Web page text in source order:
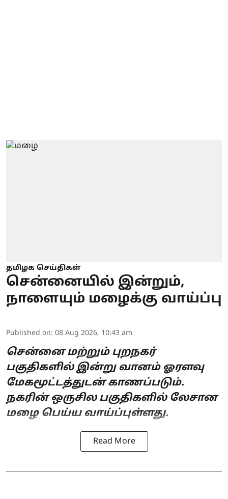
தமிழக செய்திகள்
சென்னையில் இன்றும்,
நாளையும் மழைக்கு வாய்ப்பு
Published on: 08 Aug 2026, 10:43 am
சென்னை மற்றும் புறநகர்
பகுதிகளில் இன்று வானம் ஓரளவு
மேகமூட்டத்துடன் காணப்படும்.
நகரின் ஒருசில பகுதிகளில் லேசான
மழை பெய்ய வாய்ப்புள்ளது.
Read More